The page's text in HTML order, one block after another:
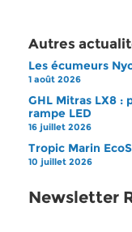
Autres
Les écumeurs
1 août 2026
GHL Mitras LX8 :
rampe LED
16 juillet 2026
Tropic Marin
10 juillet 2026
Newsletter